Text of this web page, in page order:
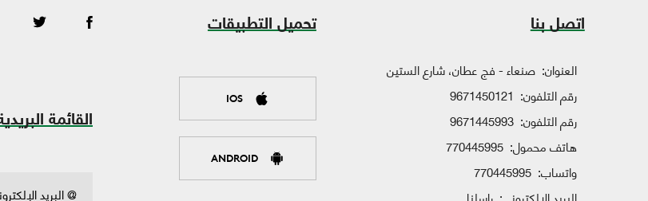
اتصل بنا
العنوان: صنعاء - فج عطان، شارع الستين
رقم التلفون: 9671450121
رقم التلفون: 9671445993
هاتف محمول: 770445995
واتساب: 770445995
تحميل التطبيقات
IOS
ANDROID
القائمة